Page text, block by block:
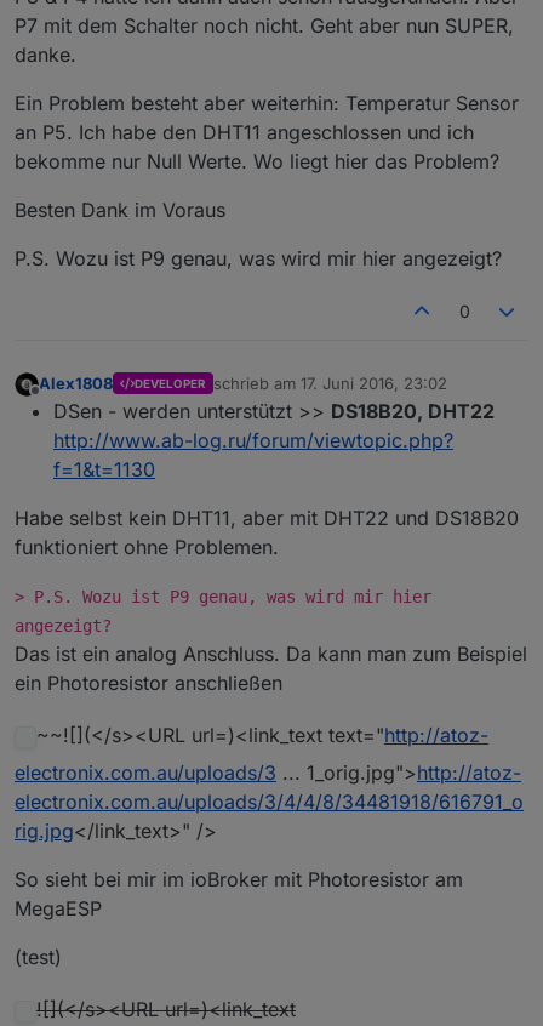
P7 mit dem Schalter noch nicht. Geht aber nun SUPER,
danke.
Ein Problem besteht aber weiterhin: Temperatur Sensor
an P5. Ich habe den DHT11 angeschlossen und ich
bekomme nur Null Werte. Wo liegt hier das Problem?
Besten Dank im Voraus
P.S. Wozu ist P9 genau, was wird mir hier angezeigt?
0
Offline
Alex1808 DEVELOPER schrieb am 17. Juni 2016, 23:02
zuletzt editiert von
DSen - werden unterstützt >> DS18B20, DHT22
http://www.ab-log.ru/forum/viewtopic.php?
f=1&t=1130
Habe selbst kein DHT11, aber mit DHT22 und DS18B20
funktioniert ohne Problemen.
> P.S. Wozu ist P9 genau, was wird mir hier
angezeigt?
Das ist ein analog Anschluss. Da kann man zum Beispiel
ein Photoresistor anschließen
~~![](</s><URL url=)<link_text text="http://atoz-
electronix.com.au/uploads/3 ... 1_orig.jpg">http://atoz-
electronix.com.au/uploads/3/4/4/8/34481918/616791_o
rig.jpg</link_text>" />
So sieht bei mir im ioBroker mit Photoresistor am
MegaESP
(test)
![](</s><URL url=)<link_text